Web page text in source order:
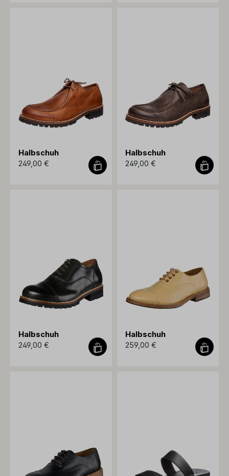
Halbschuh
249,00 €
Halbschuh
249,00 €
Halbschuh
249,00 €
Halbschuh
259,00 €